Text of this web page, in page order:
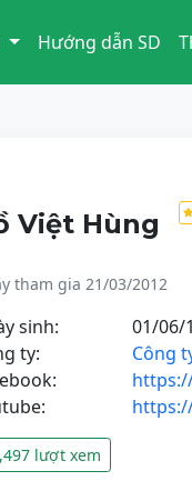
Hướng dẫn SD
Việt Hùng
tham gia 21/03/2012
sinh:
01/06/
ty:
Công
lượt xem